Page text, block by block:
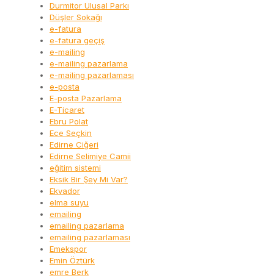
Durmitor Ulusal Parkı
Düşler Sokağı
e-fatura
e-fatura geçiş
e-mailing
e-mailing pazarlama
e-mailing pazarlaması
e-posta
E-posta Pazarlama
E-Ticaret
Ebru Polat
Ece Seçkin
Edirne Ciğeri
Edirne Selimiye Camii
eğitim sistemi
Eksik Bir Şey Mi Var?
Ekvador
elma suyu
emailing
emailing pazarlama
emailing pazarlaması
Emekspor
Emin Öztürk
emre Berk